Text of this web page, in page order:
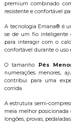
premium combinado
resistente e confortável
A tecnologia Emana® é
se de um fio inteligente
para interagir com o
confortável durante o uso
O tamanho Pés
numerações menores,
contribui para uma
corrida.
A estrutura semi-
meia melhor posicionada
longões, provas,